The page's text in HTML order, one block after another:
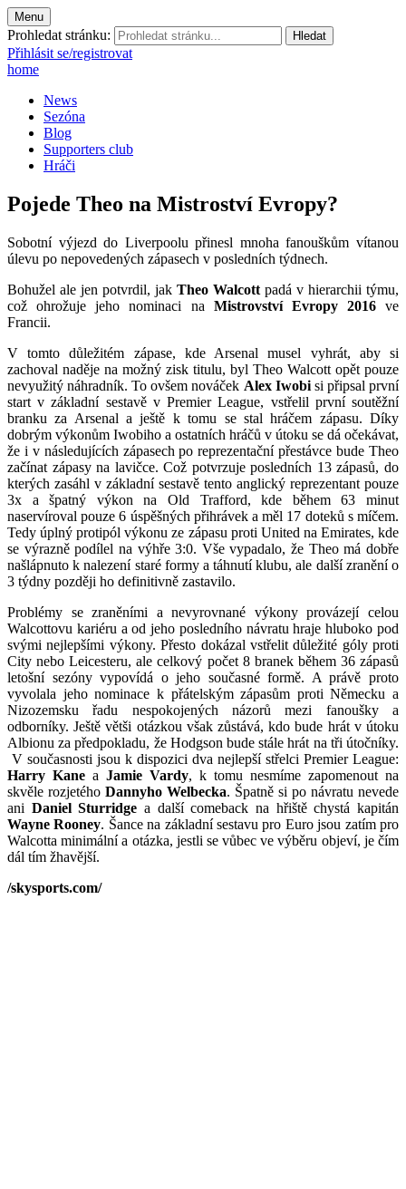
Menu
Prohledat stránku:
Přihlásit se/registrovat
home
News
Sezóna
Blog
Supporters club
Hráči
Pojede Theo na Mistroství Evropy?
Sobotní výjezd do Liverpoolu přinesl mnoha fanouškům vítanou
úlevu po nepovedených zápasech v posledních týdnech.
Bohužel ale jen potvrdil, jak Theo Walcott padá v hierarchii týmu,
což ohrožuje jeho nominaci na Mistrovství Evropy 2016ve
Francii.
V tomto důležitém zápase, kde Arsenal musel vyhrát, aby si
zachoval naděje na možný zisk titulu, byl Theo Walcott opět pouze
nevyužitý náhradník. To ovšem nováček Alex Iwobisi připsal první
start v základní sestavě v Premier League, vstřelil první soutěžní
branku za Arsenal a ještě k tomu se stal hráčem zápasu. Díky
dobrým výkonům Iwobiho a ostatních hráčů v útoku se dá očekávat,
že i v následujících zápasech po reprezentační přestávce bude Theo
začínat zápasy na lavičce. Což potvrzuje posledních 13 zápasů, do
kterých zasáhl v základní sestavě tento anglický reprezentant pouze
3x a špatný výkon na Old Trafford, kde během 63 minut
naservíroval pouze 6 úspěšných přihrávek a měl 17 doteků s míčem.
Tedy úplný protipól výkonu ze zápasu proti United na Emirates, kde
se výrazně podílel na výhře 3:0. Vše vypadalo, že Theo má dobře
našlápnuto k nalezení staré formy a táhnutí klubu, ale další zranění o
3 týdny později ho definitivně zastavilo.
Problémy se zraněními a nevyrovnané výkony provázejí celou
Walcottovu kariéru a od jeho posledního návratu hraje hluboko pod
svými nejlepšími výkony. Přesto dokázal vstřelit důležité góly proti
City nebo Leicesteru, ale celkový počet 8 branek během 36 zápasů
letošní sezóny vypovídá o jeho současné formě. A právě proto
vyvolala jeho nominace k přátelským zápasům proti Německu a
Nizozemsku řadu nespokojených názorů mezi fanoušky a
odborníky. Ještě větši otázkou však zůstává, kdo bude hrát v útoku
Albionu za předpokladu, že Hodgson bude stále hrát na tři útočníky.
V současnosti jsou k dispozici dva nejlepší střelci Premier League:
Harry Kane a Jamie Vardy, k tomu nesmíme zapomenout na
skvěle rozjetého Dannyho Welbecka. Špatně si po návratu nevede
ani Daniel Sturridge a další comeback na hřiště chystá kapitán
Wayne Rooney. Šance na základní sestavu pro Euro jsou zatím pro
Walcotta minimální a otázka, jestli se vůbec ve výběru objeví, je čím
dál tím žhavější.
/skysports.com/